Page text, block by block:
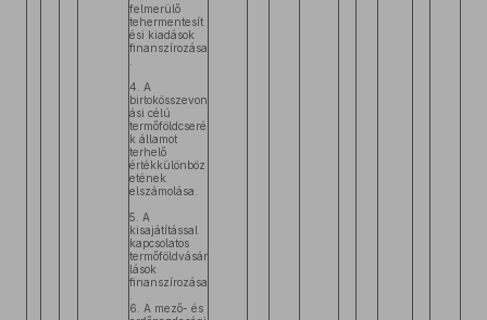
felmerülő
tehermentesít
ési kiadások
finanszírozása
4. A
birtokösszevon
ási célú
termőföldcseré
k államot
terhelő
értékkülönböz
etének
elszámolása.
5. A
kisajátítással
kapcsolatos
termőföldvásár
lások
finanszírozása
6. A mező- és